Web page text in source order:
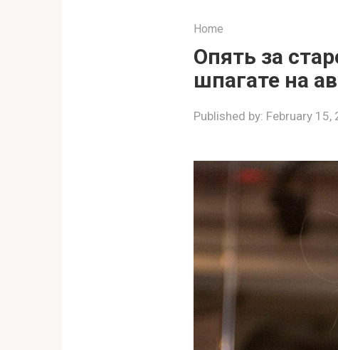
Home
Опять за
шпагате на
Published by: February 15,